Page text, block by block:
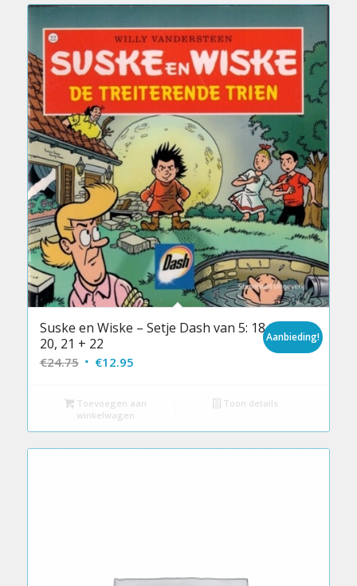
Suske en Wiske – Setje Dash van 5: 18, 19,
20, 21 + 22
€24.75 Oorspronkelijke
was:
€24.75.
€12.95Huidige
is:
€12.95.
Aanbieding!
Toevoegen aan
winkelwagen
Toon details